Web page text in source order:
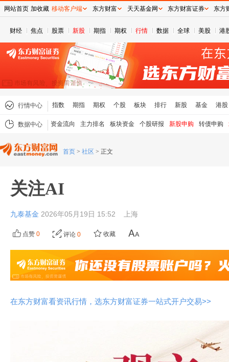
财经 焦点 股票 新股 期指 期权 行情 数据 全球 美股 港
行情中心 指数 期指 期权 个股 板块 排行 新股 基金 港股
数据中心 资金流向 主力排名 板块资金 个股研报 新股申购 转债申购
首页 > 社区 > 正文
关注AI
九泰基金 2026年05月19日 15:52 上海
点赞 0 评论 0 收藏
在东方财富看资讯行情，选东方财富证券一站式开户交易>>
网站首页 加收藏 移动客户端 东方财富 天天基金网 东方财富证券 东方